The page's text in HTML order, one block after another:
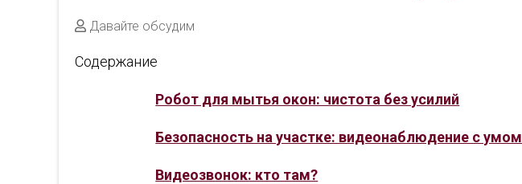
Давайте обсудим
Содержание
Робот для мытья окон: чистота без усилий
Безопасность на участке: видеонаблюдение с умом
Видеозвонок: кто там?